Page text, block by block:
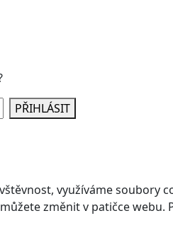
PŘIHLÁSIT
využíváme soubory
změnit v patičce